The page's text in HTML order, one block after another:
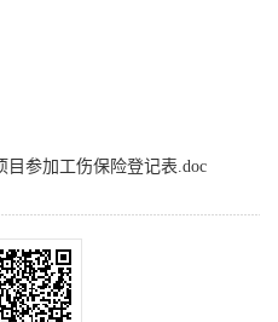
目参加工伤保险登记表.doc